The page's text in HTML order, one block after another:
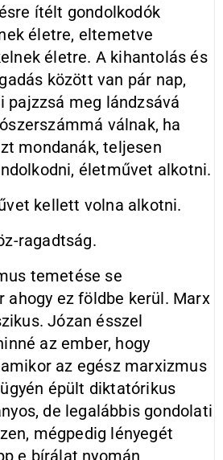
ítélt gondolkodók
életre, eltemetve
életre. A kihantolás és
között van pár nap,
pajzzsá meg lándzsává
válnak, ha
mondanák, teljesen
életművet alkotni.
kellett volna alkotni.
ragadtság.
temetése se
ahogy ez földbe kerül. Marx
Józan ésszel
az ember, hogy
az egész marxizmus
épült diktatórikus
de legalábbis gondolati
mégpedig lényegét
e bírálat nyomán